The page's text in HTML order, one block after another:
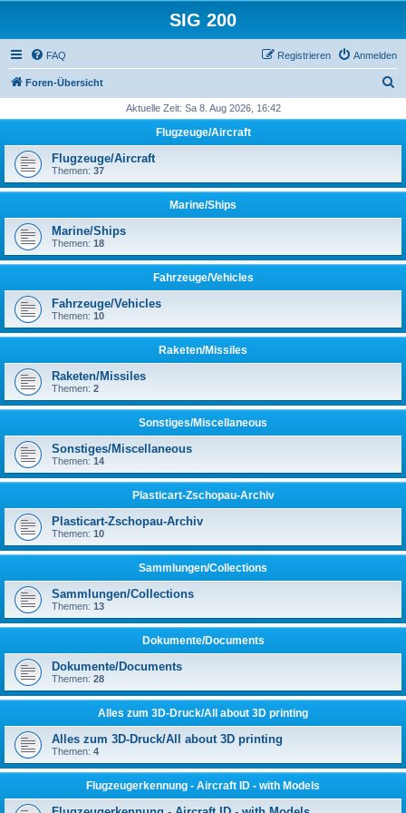
SIG 200
FAQ Anmelden
Registrieren
Foren-Übersicht
h
Aktuelle Zeit: Sa 8. Aug 2026, 16:42
Flugzeuge/Aircraft
Flugzeuge/Aircraft
Themen: 37
Marine/Ships
Marine/Ships
Themen: 18
Fahrzeuge/Vehicles
Fahrzeuge/Vehicles
Themen: 10
Raketen/Missiles
Raketen/Missiles
Themen: 2
Sonstiges/Miscellaneous
Sonstiges/Miscellaneous
Themen: 14
Plasticart-Zschopau-Archiv
Plasticart-Zschopau-Archiv
Themen: 10
Sammlungen/Collections
Sammlungen/Collections
Themen: 13
Dokumente/Documents
Dokumente/Documents
Themen: 28
Alles zum 3D-Druck/All about 3D printing
Alles zum 3D-Druck/All about 3D printing
Themen: 4
Flugzeugerkennung - Aircraft ID - with Models